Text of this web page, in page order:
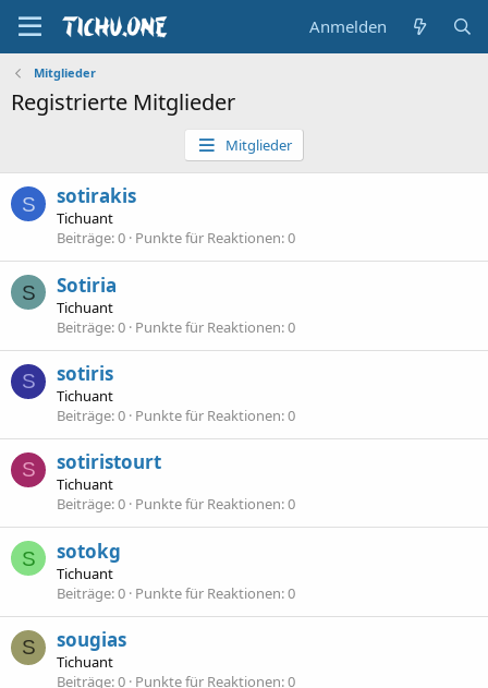
Anmelden
Mitglieder
Registrierte Mitglieder
Mitglieder
S sotirakis
Tichuant
Beiträge 0 Punkte für Reaktionen 0
S Sotiria
Tichuant
Beiträge 0 Punkte für Reaktionen 0
S sotiris
Tichuant
Beiträge 0 Punkte für Reaktionen 0
S sotiristourt
Tichuant
Beiträge 0 Punkte für Reaktionen 0
S sotokg
Tichuant
Beiträge 0 Punkte für Reaktionen 0
S sougias
Tichuant
Beiträge 0 Punkte für Reaktionen 0